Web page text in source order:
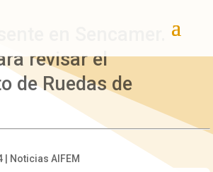
en Sencamer.
revisar el
de Ruedas de
| Noticias AIFEM